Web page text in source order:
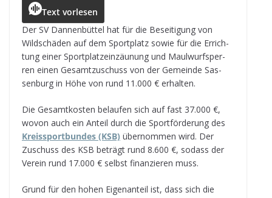
c
e
b
o
o
k
ss
e
n
g
e
r
a
ts
A
p
p
e
a
d
s
g
r
a
m
l n
Text vorlesen
Der SV Dan­nen­büt­tel hat für die Besei­ti­gung von
Wild­schä­den auf dem Sport­platz sowie für die Errich­
tung einer Sport­platz­ein­zäu­nung und Maul­wurf­sper­
ren einen Gesamt­zu­schuss von der Gemeinde Sas­
sen­burg in Höhe von rund 11.000 € erhalten.
Die Gesamt­kos­ten belau­fen sich auf fast 37.000 €,
wovon auch ein Anteil durch die Sport­för­de­rung des
Kreis­sport­bun­des (KSB) über­nom­men wird. Der
Zuschuss des KSB beträgt rund 8.600 €, sodass der
Ver­ein rund 17.000 € selbst finan­zie­ren muss.
Grund für den hohen Eigen­an­teil ist, dass sich die